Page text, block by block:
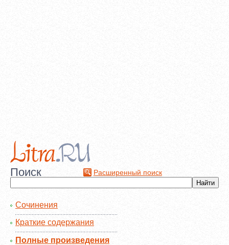
Поиск Расширенный поиск
Сочинения
Краткие содержания
Полные произведения